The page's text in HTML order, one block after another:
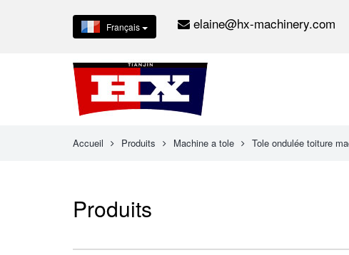
Français elaine@hx-machinery.com
Accueil Produits Machine a tole Tole ondulée toiture
Produits